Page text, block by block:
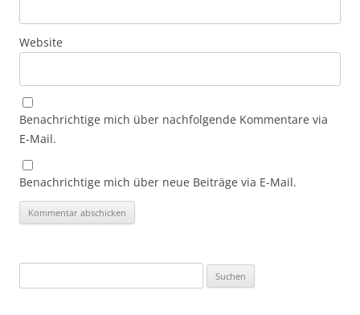
Website
Benachrichtige mich über nachfolgende Kommentare via
E-Mail.
Benachrichtige mich über neue Beiträge via E-Mail.
nach: